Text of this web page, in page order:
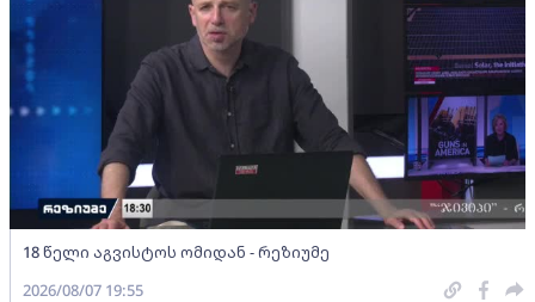
18 წელი აგვისტოს ომიდან - რეზიუმე
2026/08/07 19:55